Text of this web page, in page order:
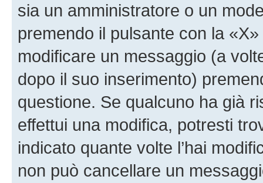
sia un amministratore o un
premendo il pulsante con la
modificare un messaggio (a
dopo il suo inserimento)
questione. Se qualcuno ha già
effettui una modifica, potresti
indicato quante volte l’hai
non può cancellare un